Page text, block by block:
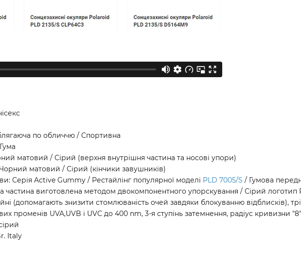
по обличчю / Спортивна
матовий / Сірий (верхня внутрішня частина та носові упори)
матовий / Сірий (кінчики завушників)
Серія Active Gummy / Рестайлінг популярної моделі PLD 7005/S / Гумова
виготовлена ​​методом двокомпонентного упорскування / Сірий логотип
(допомагають знизити стомлюваність очей завдяки блокуванню відблисків),
променів UVA,UVB і UVC до 400 nm, 3-я ступінь затемнення, радіус кривизни
Italy